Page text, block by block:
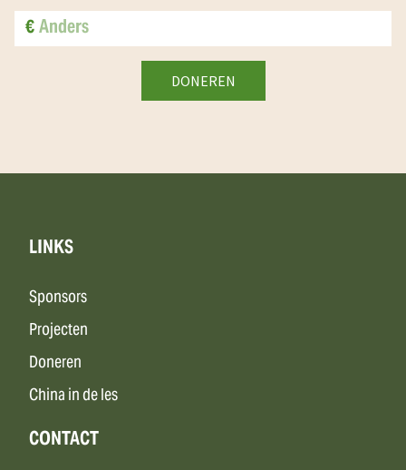
€
LINKS
Sponsors
Projecten
Doneren
China in de les
CONTACT